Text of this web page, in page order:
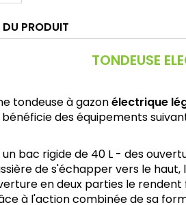
DU PRODUIT
TONDEUSE
tondeuse à gazonélectrique
des équipements
bac rigide de 40 L - des
de s'échapper vers le
en deux parties le
à l'action combinée de sa